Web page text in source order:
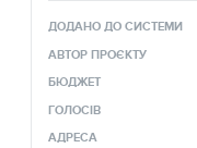
ДОДАНО ДО СИСТЕМИ
АВТОР ПРОЄКТУ
БЮДЖЕТ
ГОЛОСІВ
АДРЕСА